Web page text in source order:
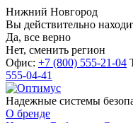
Нижний Новгород
Вы действительно
Да, все верно
Нет, сменить регион
Офис: +7 (800) 555-21-04
555-04-41
Надежные системы
О бренде